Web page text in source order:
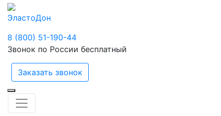
ЭластоДон
8 (800) 51-190-44
Звонок по России бесплатный
Заказать звонок